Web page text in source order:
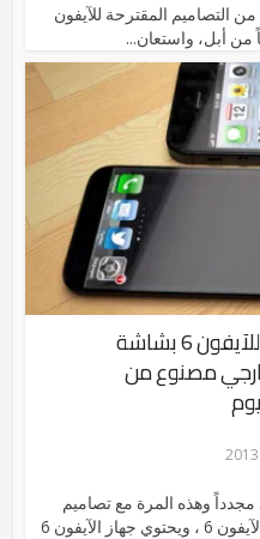
التصاميم المقترحة للآيفون
من أبل، واستعان...
[ صور ] نماذج تخيلية للآيفون 6 بشاشة
مصنوع من
وهذه المرة مع تصاميم
جديدة لأحد الأجهزة المستقبلية وهو الآيفون 6 ، ويحتوي جهاز الآيفون 6